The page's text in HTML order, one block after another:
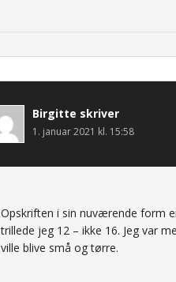
Birgitte skriver
1. januar 2021 kl. 15:58
Opskriften i sin nuværende form
trillede jeg 12 – ikke 16. Jeg var
ville blive små og tørre.